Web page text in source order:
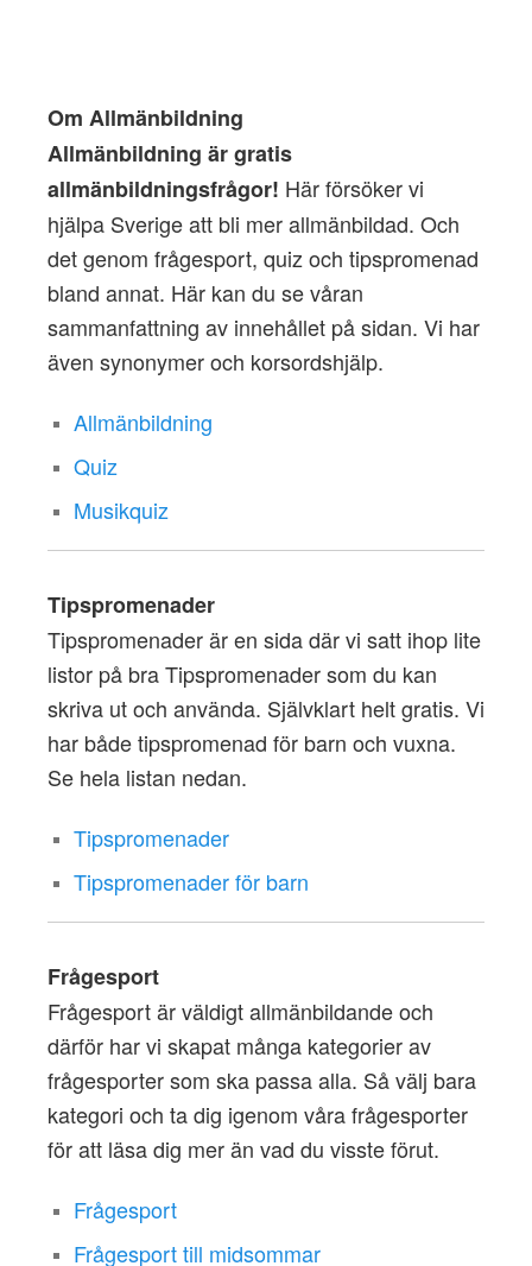
Om Allmänbildning
Allmänbildning är gratis
allmänbildningsfrågor! Här försöker vi
hjälpa Sverige att bli mer allmänbildad. Och
det genom frågesport, quiz och tipspromenad
bland annat. Här kan du se våran
sammanfattning av innehållet på sidan. Vi har
även synonymer och korsordshjälp.
Allmänbildning
Quiz
Musikquiz
Tipspromenader
Tipspromenader är en sida där vi satt ihop lite
listor på bra Tipspromenader som du kan
skriva ut och använda. Självklart helt gratis. Vi
har både tipspromenad för barn och vuxna.
Se hela listan nedan.
Tipspromenader
Tipspromenader för barn
Frågesport
Frågesport är väldigt allmänbildande och
därför har vi skapat många kategorier av
frågesporter som ska passa alla. Så välj bara
kategori och ta dig igenom våra frågesporter
för att läsa dig mer än vad du visste förut.
Frågesport
Frågesport till midsommar